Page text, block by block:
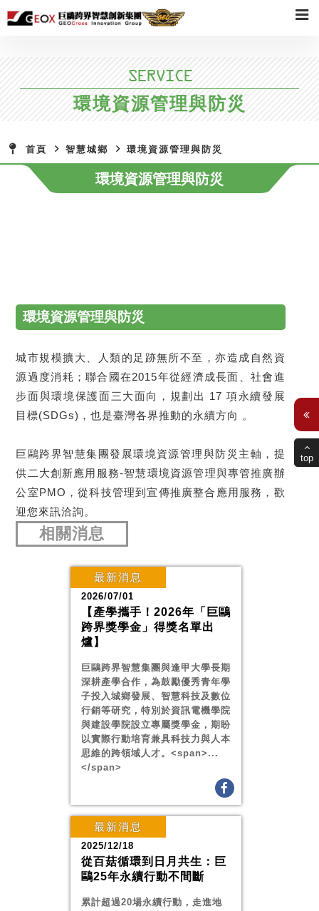
top
SERVICE
環境資源管理與防災
首頁 智慧城鄉 環境資源管理與防災
環境資源管理與防災
環境資源管理與防災
城市規模擴大、人類的足跡無所不至，亦造成自然資
源過度消耗；聯合國在2015年從經濟成長面、社會進
步面與環境保護面三大面向，規劃出 17 項永續發展
目標(SDGs)，也是臺灣各界推動的永續方向 。
巨鷗跨界智慧集團發展環境資源管理與防災主軸，提
供二大創新應用服務-智慧環境資源管理與專管推廣辦
公室PMO，從科技管理到宣傳推廣整合應用服務，歡
迎您來訊洽詢。
相關消息
最新消息
2026/07/01
【產學攜手！2026年「巨鷗
跨界獎學金」得獎名單出
爐】
巨鷗跨界智慧集團與逢甲大學長期
深耕產學合作，為鼓勵優秀青年學
子投入城鄉發展、智慧科技及數位
行銷等研究，特別於資訊電機學院
與建設學院設立專屬獎學金，期盼
以實際行動培育兼具科技力與人本
思維的跨領域人才。<span>...
</span>
最新消息
2025/12/18
從百菇循環到日月共生：巨
鷗25年永續行動不間斷
累計超過20場永續行動，走進地